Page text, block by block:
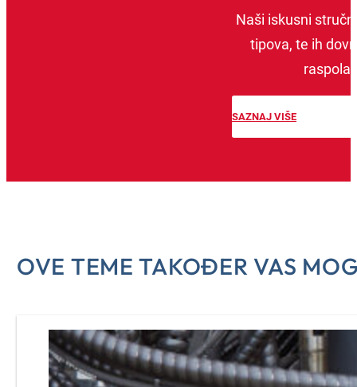
Naši iskusni
tipova, te ih
SAZNAJ VIŠE
OVE TEME TAKOĐER VAS